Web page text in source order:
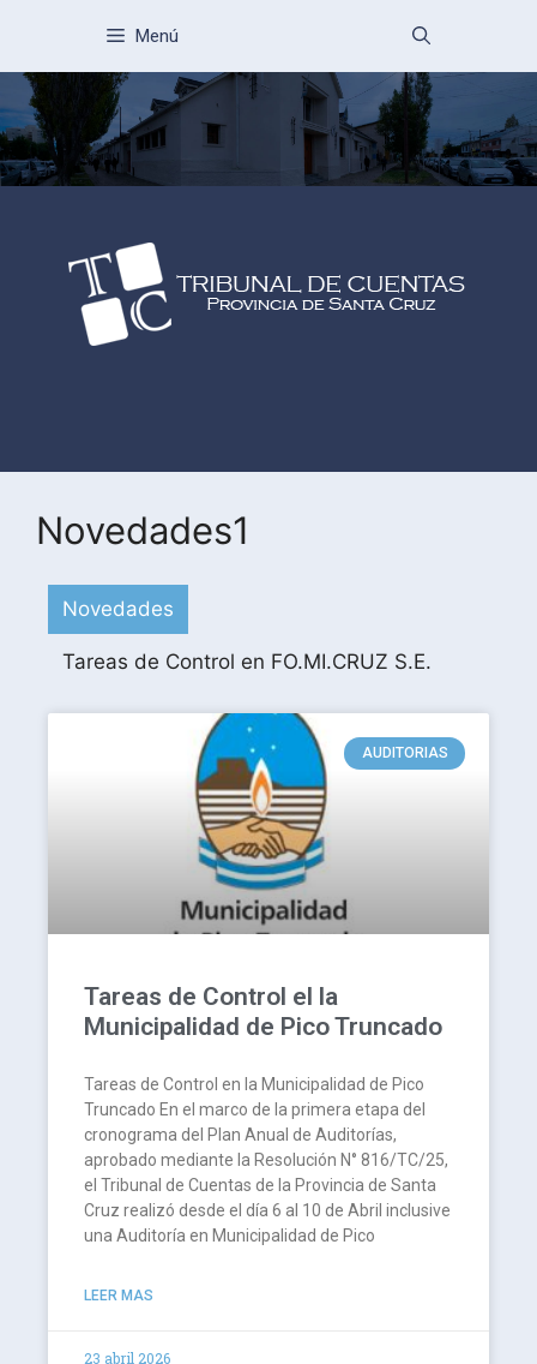
Menú
Novedades1
Novedades
Tareas de Control en FO.MI.CRUZ S.E.
AUDITORIAS
Tareas de Control el la
Municipalidad de Pico Truncado
Tareas de Control en la Municipalidad de Pico
Truncado En el marco de la primera etapa del
cronograma del Plan Anual de Auditorías,
aprobado mediante la Resolución N° 816/TC/25,
el Tribunal de Cuentas de la Provincia de Santa
Cruz realizó desde el día 6 al 10 de Abril inclusive
una Auditoría en Municipalidad de Pico
LEER MAS
23 abril 2026